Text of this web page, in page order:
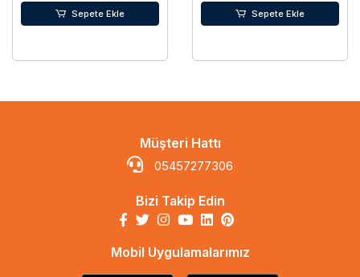
Sepete Ekle Sepete Ekle
Müşteri Hattı
05457277306
Bizi Takip Edin
Mobil Uygulamalarımız